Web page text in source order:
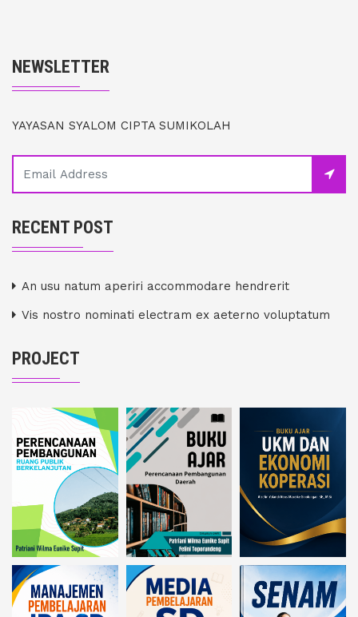
NEWSLETTER
YAYASAN SYALOM CIPTA SUMIKOLAH
RECENT POST
An usu natum aperiri accommodare hendrerit
Vis nostro nominati electram ex aeterno voluptatum
PROJECT